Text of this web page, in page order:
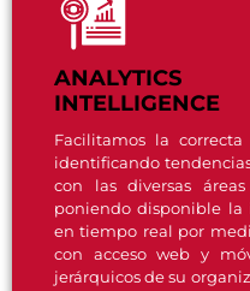
INTELLIGENCE
Facilitamos la
identificando
con las diversas
poniendo disponible la
en tiempo real por
con acceso web y
jerárquicos de su